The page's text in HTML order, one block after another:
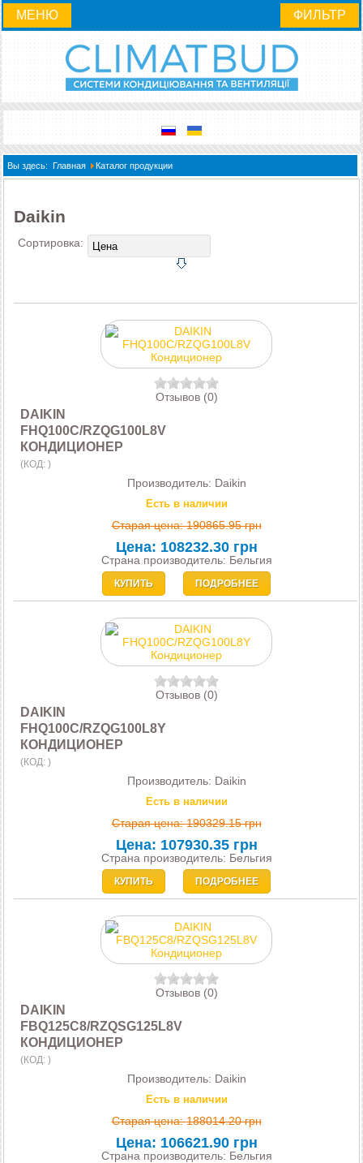
МЕНЮ
Вы здесь: Главная Каталог продукции
ФИЛЬТР
Daikin
Сортировка:
Отзывов (0)
DAIKIN
FHQ100C/RZQG100L8V
КОНДИЦИОНЕР
(КОД: )
Производитель: Daikin
Есть в наличии
Старая цена:190865.95 грн
Цена: 108232.30 грн
Страна производитель: Бельгия
КУПИТЬ ПОДРОБНЕЕ
Отзывов (0)
DAIKIN
FHQ100C/RZQG100L8Y
КОНДИЦИОНЕР
(КОД: )
Производитель: Daikin
Есть в наличии
Старая цена:190329.15 грн
Цена: 107930.35 грн
Страна производитель: Бельгия
КУПИТЬ ПОДРОБНЕЕ
Отзывов (0)
DAIKIN
FBQ125C8/RZQSG125L8V
КОНДИЦИОНЕР
(КОД: )
Производитель: Daikin
Есть в наличии
Старая цена:188014.20 грн
Цена: 106621.90 грн
Страна производитель: Бельгия